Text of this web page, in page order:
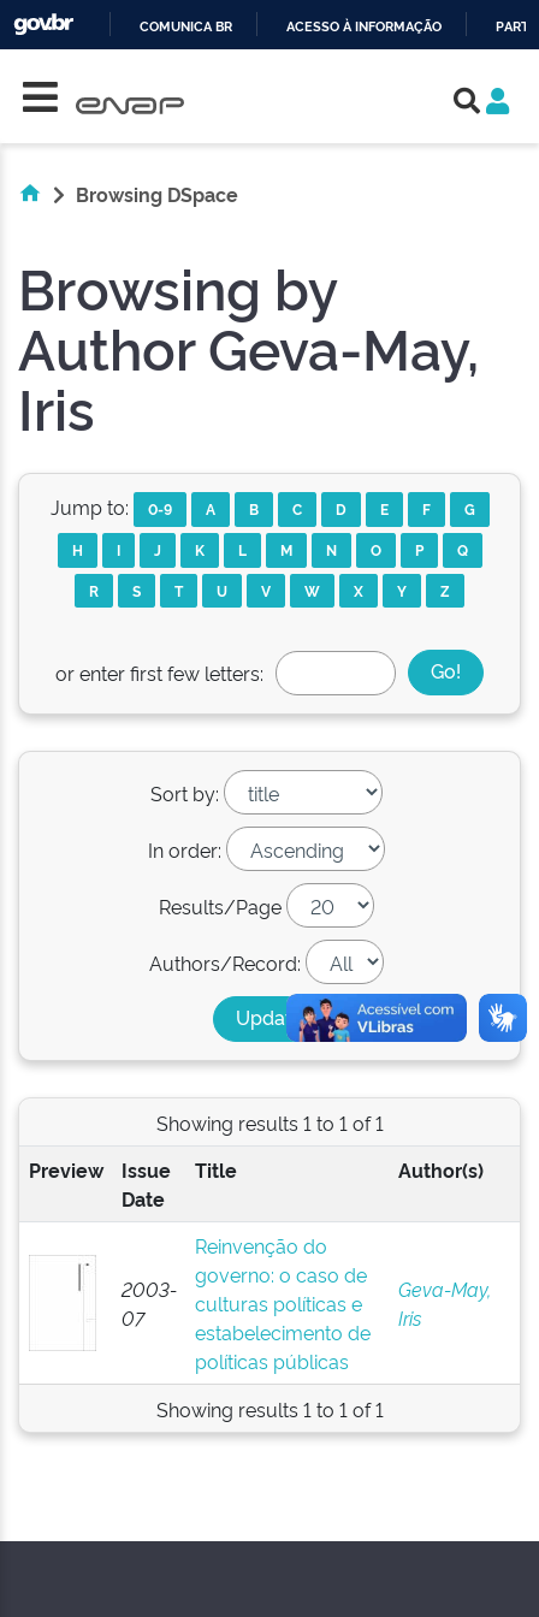
COMUNICA BR ACESSO À INFORMAÇÃO
Browsing DSpace
Browsing by
Author Geva-May,
Iris
Jump to: 0-9 A B C D E F
G
H
I J K L M N O P
Q
R
S T U V W X Y Z
or enter first few letters:
Sort by:
In order:
Results/Page
Authors/Record:
Showing results 1 to 1 of 1
Preview
Issue
Date
Title Author(s)
2003-
07
Reinvenção do
governo: o caso de
culturas políticas e
estabelecimento de
políticas públicas
Geva-May,
Iris
Showing results 1 to 1 of 1